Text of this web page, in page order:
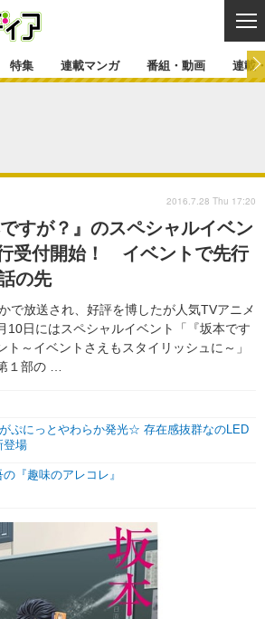
マンガ
イベント
新帝スタ
カバー
ラジオ
らせ
特集 連載マンガ 番組・動画 連載
すが？』のスペシャルイベン
受付開始！ イベントで先行
の先
で放送され、好評を博したが人気TVアニメ
10日にはスペシャルイベント「『坂本です
ト～イベントさえもスタイリッシュに～」
１部の …
がぷにっとやわらか発光☆ 存在感抜群なのLED
登場
の『趣味のアレコレ』
2016.7.28 Thu 17:20